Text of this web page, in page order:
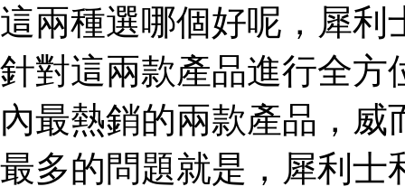
這兩種選哪個好呢，犀利
針對這兩款產品進行全方
內最熱銷的兩款產品，
最多的問題就是，犀利士